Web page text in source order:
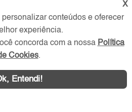
Sociais
X
conteúdos e oferecer
experiência.
concorda com a nossa Política
Cookies.
Entendi!